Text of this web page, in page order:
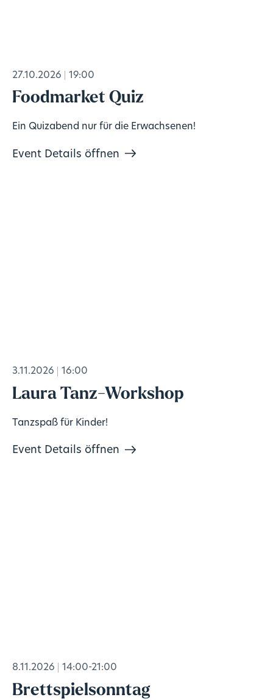
27.10.2026 19:00
Foodmarket Quiz
Ein Quizabend nur für die Erwachsenen!
Event Details öffnen
3.11.2026 16:00
Laura Tanz-Workshop
Tanzspaß für Kinder!
Event Details öffnen
8.11.2026 14:00-21:00
Brettspielsonntag